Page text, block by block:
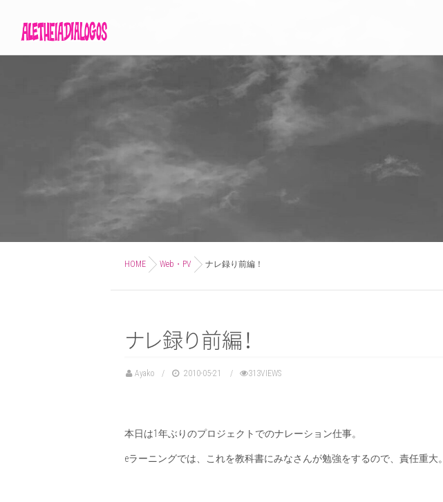
HOME Web・PV ナレ録り前編！
ナレ録り前編！
Ayako 2010-05-21 313VIEWS
本日は1年ぶりのプロジェクトでのナレーション仕事。
eラーニングでは、これを教科書にみなさんが勉強をするので、責任重大。